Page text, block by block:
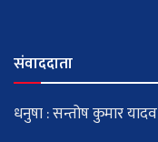
संवाददाता
धनुषा : सन्तोष कुमार यादव